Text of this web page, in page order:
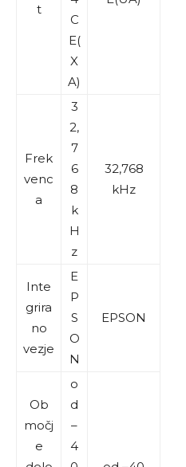
t
C
E(
X
A)
Frek
venc
a
3
2,
7
6
8
k
H
z
32,768
kHz
Inte
grira
no
vezje
E
P
S
O
N
EPSON
Ob
močj
e
o
d
–
4